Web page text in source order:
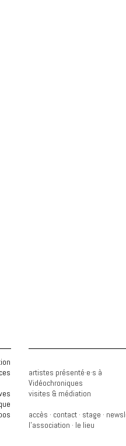
artistes présenté·e·s à
Vidéochroniques
visites & médiation
accès · contact · stage ·
l'association · le lieu